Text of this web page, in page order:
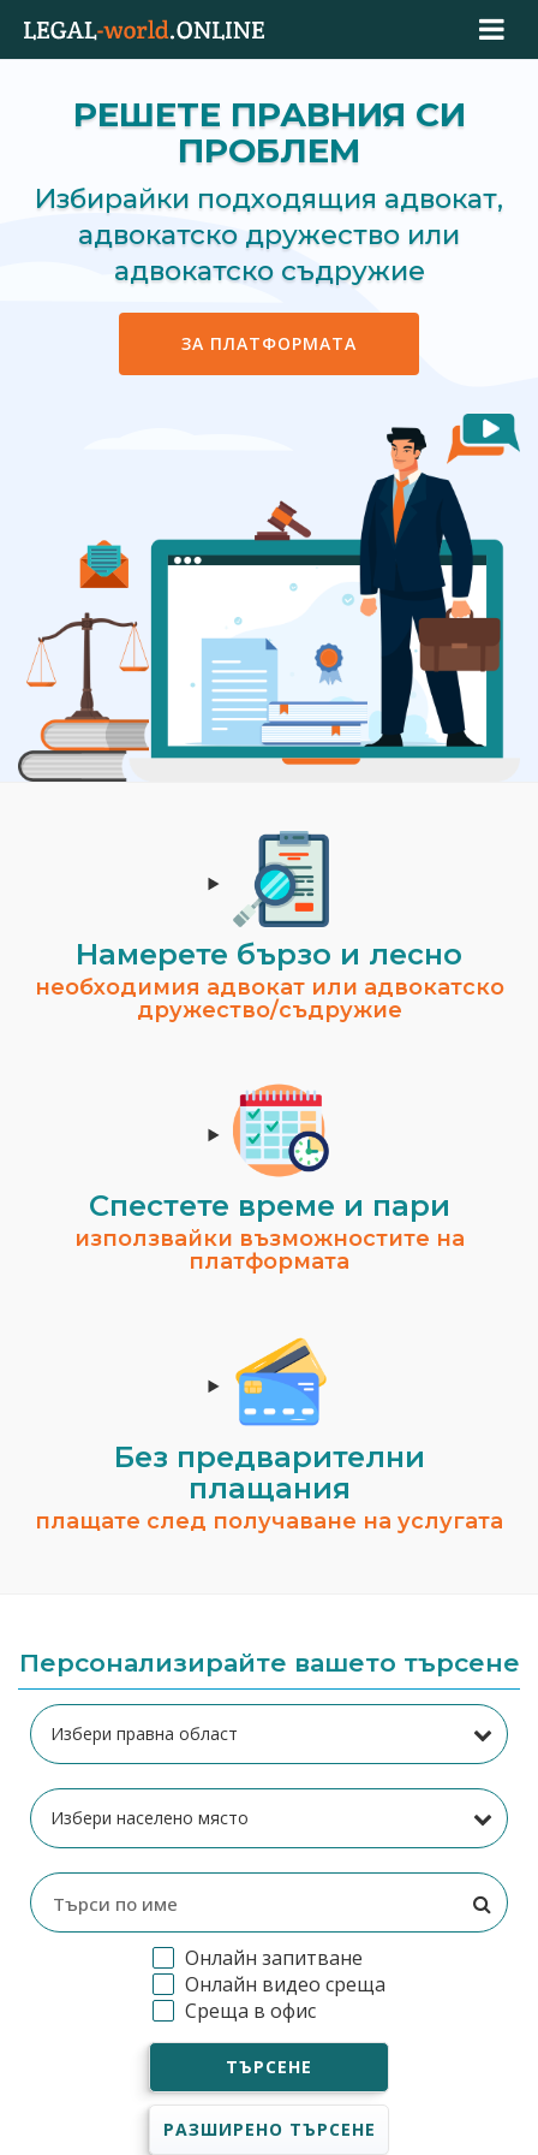
РЕШЕТЕ ПРАВНИЯ СИ
ПРОБЛЕМ
Избирайки подходящия адвокат,
адвокатско дружество или
адвокатско съдружие
ЗА ПЛАТФОРМАТА
Намерете бързо и лесно
необходимия адвокат или адвокатско
дружество/съдружие
Спестeте време и пари
използвайки възможностите на
платформата
Без предварителни
плащания
плащате след получаване на услугата
Персонализирайте вашето търсене
Онлайн запитване
Онлайн видео среща
Среща в офис
ТЪРСЕНЕ
РАЗШИРЕНО ТЪРСЕНЕ